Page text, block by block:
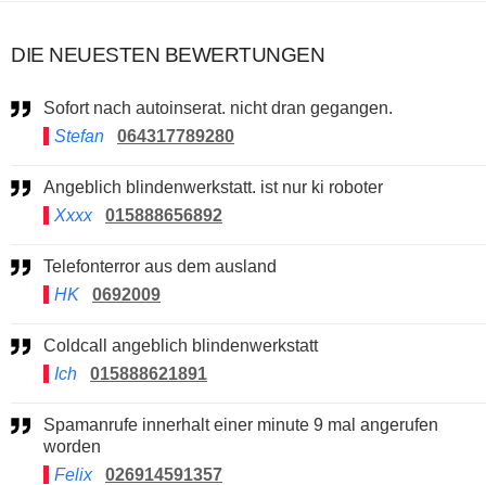
DIE NEUESTEN BEWERTUNGEN
Sofort nach autoinserat. nicht dran gegangen.
Stefan
064317789280
Angeblich blindenwerkstatt. ist nur ki roboter
Xxxx
015888656892
Telefonterror aus dem ausland
HK
0692009
Coldcall angeblich blindenwerkstatt
Ich
015888621891
Spamanrufe innerhalt einer minute 9 mal angerufen
worden
Felix
026914591357